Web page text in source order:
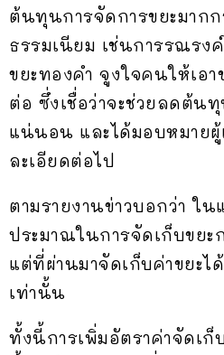
ต้นทุนการจัดการขยะมากก
ธรรมเนียม เช่นการรณรง
ขยะทองคำ จูงใจคนให้เอา
ต่อ ซึ่งเชื่อว่าจะช่วยลดต้น
แน่นอน และได้มอบหมายผู้
ละเอียดต่อไป
ตามรายงานข่าวบอกว่า ใ
ประมาณในการจัดเก็บขยะ
แต่ที่ผ่านมาจัดเก็บค่าขยะ
เท่านั้น
ทั้งนี้การเพิ่มอัตราค่าจัดเก็